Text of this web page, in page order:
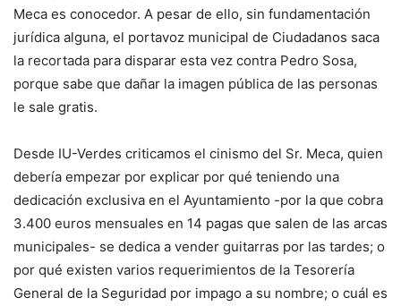
Meca es conocedor. A pesar de ello, sin fundamentación
jurídica alguna, el portavoz municipal de Ciudadanos saca
la recortada para disparar esta vez contra Pedro Sosa,
porque sabe que dañar la imagen pública de las personas
le sale gratis.
Desde IU-Verdes criticamos el cinismo del Sr. Meca, quien
debería empezar por explicar por qué teniendo una
dedicación exclusiva en el Ayuntamiento -por la que cobra
3.400 euros mensuales en 14 pagas que salen de las arcas
municipales- se dedica a vender guitarras por las tardes; o
por qué existen varios requerimientos de la Tesorería
General de la Seguridad por impago a su nombre; o cuál es